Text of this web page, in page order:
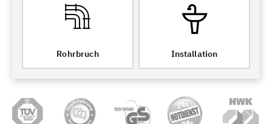
Rohrbruch Installation